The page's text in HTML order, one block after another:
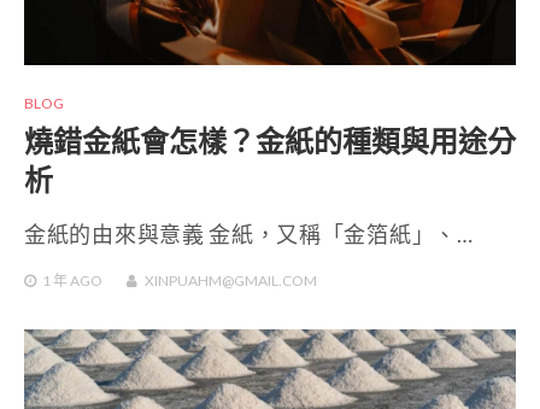
BLOG
燒錯金紙會怎樣？金紙的種類與用途分
析
金紙的由來與意義 金紙，又稱「金箔紙」、…
1 年 AGO XINPUAHM@GMAIL.COM